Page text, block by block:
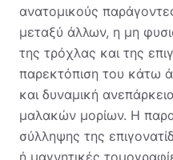
ανατομικούς
μεταξύ άλλων, η μη
της τρόχλας και της
παρεκτόπιση του κάτω
και δυναμική
μαλακών μορίων. Η
σύλληψης της
ή μαγνητικές